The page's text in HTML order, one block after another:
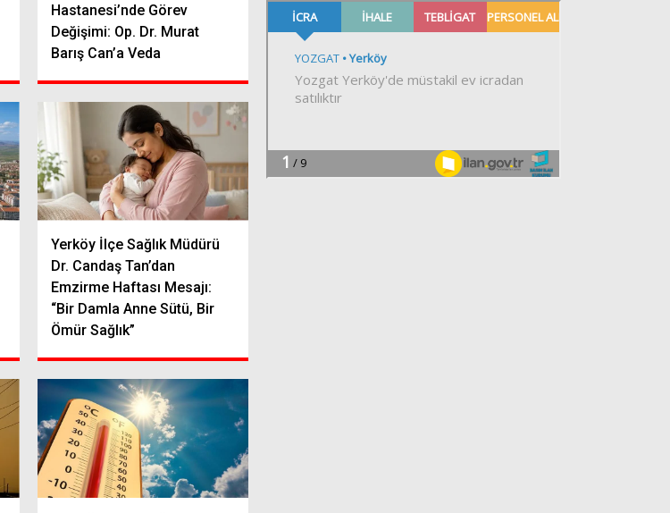
Hastanesi’nde Görev
Değişimi: Op. Dr. Murat
Barış Can’a Veda
Yerköy İlçe Sağlık Müdürü
Dr. Candaş Tan’dan
Emzirme Haftası Mesajı:
“Bir Damla Anne Sütü, Bir
Ömür Sağlık”